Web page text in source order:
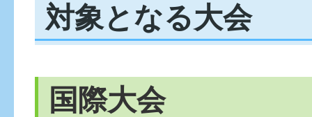
対象となる大会
国際大会